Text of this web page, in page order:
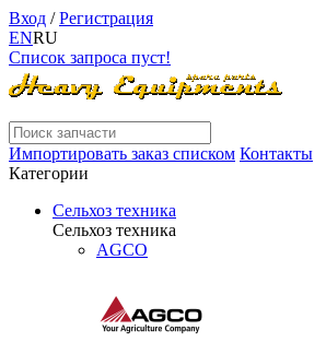
Вход /Регистрация
ENRU
Список запроса пуст!
Импортировать заказ списком Контакты
Категории
Сельхоз техника
Сельхоз техника
AGCO